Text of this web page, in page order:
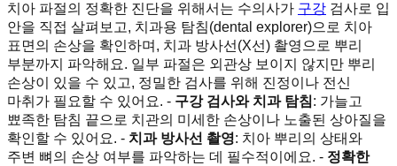
치아 파절의 정확한 진단을 위해서는 수의사가 구강 검사로 입
안을 직접 살펴보고, 치과용 탐침(dental explorer)으로 치아
표면의 손상을 확인하며, 치과 방사선(X선) 촬영으로 뿌리
부분까지 파악해요. 일부 파절은 외관상 보이지 않지만 뿌리
손상이 있을 수 있고, 정밀한 검사를 위해 진정이나 전신
마취가 필요할 수 있어요. - 구강 검사와 치과 탐침: 가늘고
뾰족한 탐침 끝으로 치관의 미세한 손상이나 노출된 상아질을
확인할 수 있어요. - 치과 방사선 촬영: 치아 뿌리의 상태와
주변 뼈의 손상 여부를 파악하는 데 필수적이에요. - 정확한